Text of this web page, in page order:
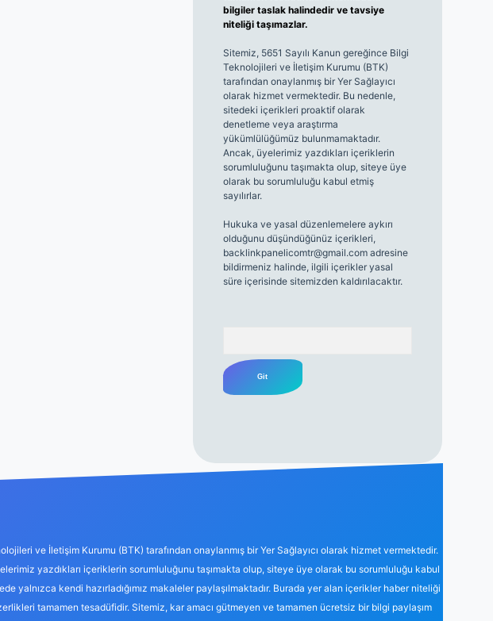
bilgiler taslak halindedir ve tavsiye
niteliği taşımazlar.
Sitemiz, 5651 Sayılı Kanun gereğince Bilgi
Teknolojileri ve İletişim Kurumu (BTK)
tarafından onaylanmış bir Yer Sağlayıcı
olarak hizmet vermektedir. Bu nedenle,
sitedeki içerikleri proaktif olarak
denetleme veya araştırma
yükümlülüğümüz bulunmamaktadır.
Ancak, üyelerimiz yazdıkları içeriklerin
sorumluluğunu taşımakta olup, siteye üye
olarak bu sorumluluğu kabul etmiş
sayılırlar.
Hukuka ve yasal düzenlemelere aykırı
olduğunu düşündüğünüz içerikleri,
backlinkpanelicomtr@gmail.comadresine
bildirmeniz halinde, ilgili içerikler yasal
süre içerisinde sitemizden kaldırılacaktır.
ve İletişim Kurumu (BTK) tarafından onaylanmış bir Yer Sağlayıcı olarak hizmet vermektedir.
yazdıkları içeriklerin sorumluluğunu taşımakta olup, siteye üye olarak bu sorumluluğu kabul
yalnızca kendi hazırladığımız makaleler paylaşılmaktadır. Burada yer alan içerikler haber niteliği
tamamen tesadüfidir. Sitemiz, kar amacı gütmeyen ve tamamen ücretsiz bir bilgi paylaşım